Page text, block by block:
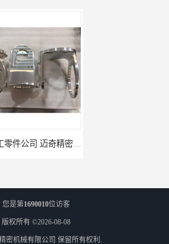
武汉机加工零件公司 迈奇精密机械 批量订单可免费打样
您是第1690010位访客
版权所有 ©2026-08-08
密机械有限公司 保留所有权利.